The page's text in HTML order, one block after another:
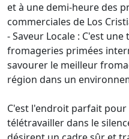
et à une demi-heure des
commerciales de Los
- Saveur Locale : C'est
fromageries primées
savourer le meilleur
région dans un
C'est l'endroit parfait
télétravailler dans le